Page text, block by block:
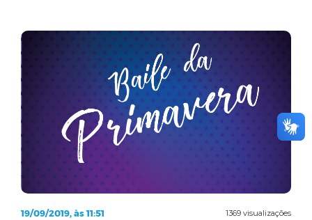
1369 visualizações
19/09/2019, às 11:51